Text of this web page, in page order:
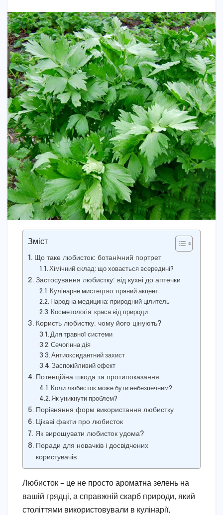
Зміст
Що таке любисток: ботанічний портрет
Хімічний склад: що ховається всередині?
Застосування любистку: від кухні до аптечки
Кулінарне мистецтво: пряний акцент
Народна медицина: природний цілитель
Косметологія: краса від природи
Користь любистку: чому його цінують?
Для травної системи
Сечогінна дія
Антиоксидантний захист
Заспокійливий ефект
Потенційна шкода та протипоказання
Коли любисток може бути небезпечним?
Як уникнути проблем?
Порівняння форм використання любистку
Цікаві факти про любисток
Як вирощувати любисток удома?
Поради для новачків і досвідчених
користувачів
Любисток – це не просто ароматна зелень на
вашій грядці, а справжній скарб природи, який
століттями використовували в кулінарії,